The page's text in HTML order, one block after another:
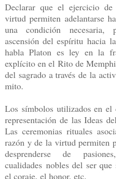
Declarar que el ejercicio
virtud permiten adelantarse
una condición necesaria,
ascensión del espíritu hacia
habla Platon es ley en la
explícito en el Rito de
del sagrado a través de la
mito.
Los símbolos utilizados en
representación de las Ideas
Las ceremonias rituales
razón y de la virtud permiten
desprenderse de
cualidades nobles del ser
el coraje, el honor, etc.